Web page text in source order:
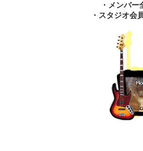
・メンバ
・スタジオ会